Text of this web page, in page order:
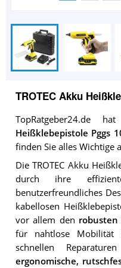
TROTEC Akku
TopRatgeber24.de
Heißklebepistole Pggs
finden Sie alles Wichtige
Die TROTEC Akku
durch ihre
benutzerfreundliches
kabellosen
vor allem den robusten
für nahtlose Mobilität
schnellen
ergonomische,